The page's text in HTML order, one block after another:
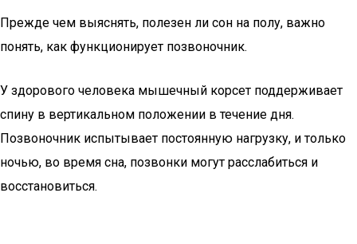
Прежде чем выяснять, полезен ли сон на полу, важно
понять, как функционирует позвоночник.
У здорового человека мышечный корсет поддерживает
спину в вертикальном положении в течение дня.
Позвоночник испытывает постоянную нагрузку, и только
ночью, во время сна, позвонки могут расслабиться и
восстановиться.